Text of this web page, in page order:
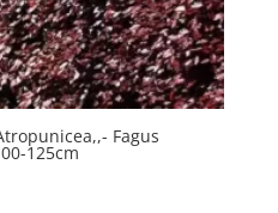
Fagus
125cm